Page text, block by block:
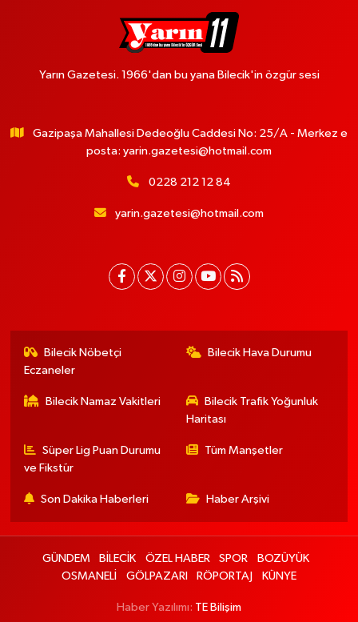
Yarın Gazetesi. 1966'dan bu yana Bilecik'in özgür sesi
Gazipaşa Mahallesi Dedeoğlu Caddesi No: 25/A - Merkez e
posta: yarin.gazetesi@hotmail.com
0228 212 12 84
yarin.gazetesi@hotmail.com
Bilecik Nöbetçi
Eczaneler
Bilecik Hava Durumu
Bilecik Namaz Vakitleri
Bilecik Trafik Yoğunluk
Haritası
Süper Lig Puan Durumu
ve Fikstür
Tüm Manşetler
Son Dakika Haberleri Haber Arşivi
GÜNDEM BİLECİK ÖZEL HABER SPOR
BOZÜYÜK
OSMANELİ
GÖLPAZARI RÖPORTAJ KÜNYE
Haber Yazılımı: TE Bilişim